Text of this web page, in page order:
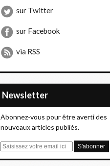
sur Twitter
sur Facebook
via RSS
Newsletter
Abonnez-vous pour être averti des
nouveaux articles publiés.
E